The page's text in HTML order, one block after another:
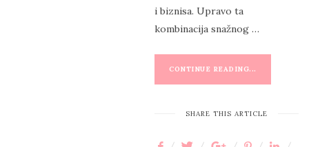
i biznisa. Upravo ta
kombinacija snažnog …
CONTINUE READING...
SHARE THIS ARTICLE